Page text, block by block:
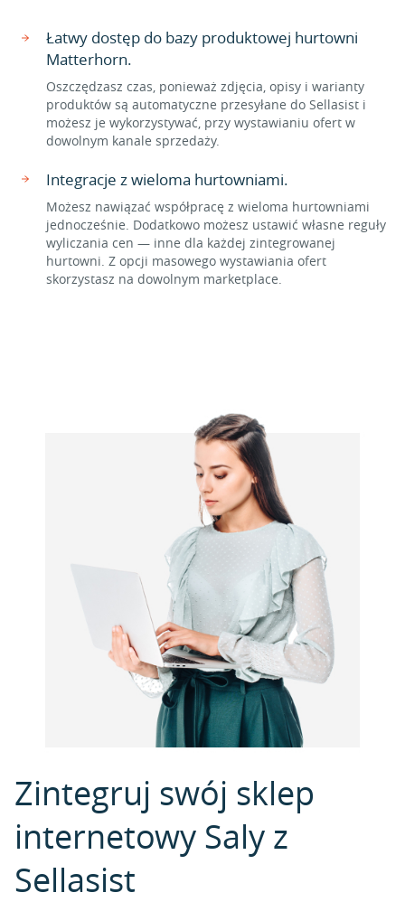
Łatwy dostęp do bazy produktowej hurtowni
Matterhorn.
Oszczędzasz czas, ponieważ zdjęcia, opisy i warianty
produktów są automatyczne przesyłane do Sellasist i
możesz je wykorzystywać, przy wystawianiu ofert w
dowolnym kanale sprzedaży.
Integracje z wieloma hurtowniami.
Możesz nawiązać współpracę z wieloma hurtowniami
jednocześnie. Dodatkowo możesz ustawić własne reguły
wyliczania cen — inne dla każdej zintegrowanej
hurtowni. Z opcji masowego wystawiania ofert
skorzystasz na dowolnym marketplace.
Zintegruj swój sklep
internetowy Saly z
Sellasist